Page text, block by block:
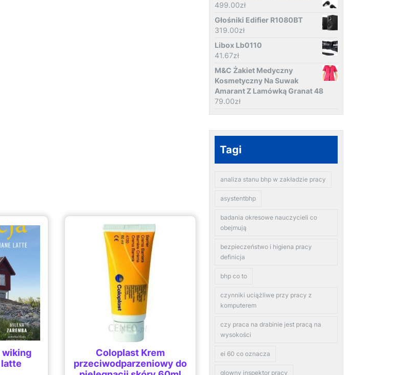
wiking
Coloplast Krem
przeciwodparzeniowy do
499.00zł
Głośniki Edifier R1080BT
319.00zł
Libox Lb0110
41.67zł
M&C Żakiet Medyczny
Kosmetyczny Na Suwak
Amarant Z Lamówką Granat 48
79.00zł
Tagi
analiza stanu bhp w zakładzie pracy
asystentbhp
badania okresowe nauczycieli co
obejmują
bezpieczeństwo i higiena pracy
definicja
bhp co to
czynniki uciążliwe przy pracy z
komputerem
czy praca na drabinie jest pracą na
wysokości
ei 60 co oznacza
glowny inspektor pracy